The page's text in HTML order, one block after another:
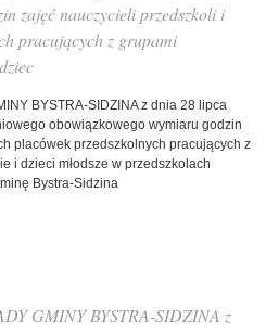
zajęć nauczycieli przedszkoli i
pracujących z grupami
BYSTRA-SIDZINA z dnia 28 lipca
obowiązkowego wymiaru godzin
placówek przedszkolnych pracujących z
i dzieci młodsze w przedszkolach
Bystra-Sidzina
Z DNIA 28 LIPCA 2020 R. W
I INNYCH PLACÓWEK
GMINY BYSTRA-SIDZINA z